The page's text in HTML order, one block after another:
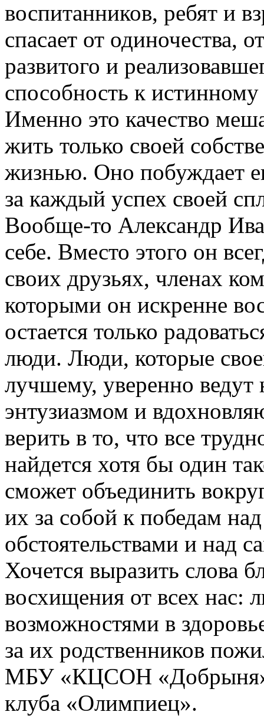
воспитанников, ребят и
спасает от одиночества,
развитого и
способность к
Именно это качество
жить только своей
жизнью. Оно побуждает
за каждый успех своей
Вообще-то Александр
себе. Вместо этого он
своих друзьях, членах
которыми он искренне
остается только
люди. Люди, которые
лучшему, уверенно
энтузиазмом и
верить в то, что все
найдется хотя бы один
сможет объединить
их за собой к победам
обстоятельствами и над
Хочется выразить слова
восхищения от всех нас:
возможностями в
за их родственников
МБУ «КЦСОН «Добрыня»
клуба «Олимпиец».